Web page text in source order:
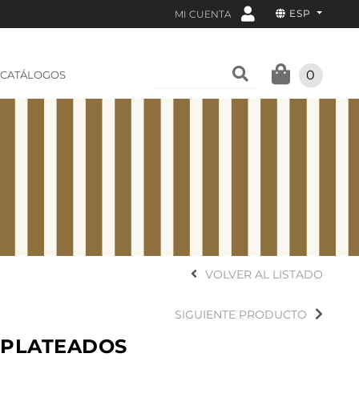
MI CUENTA ESP
CATÁLOGOS 0
VOLVER AL LISTADO
SIGUIENTE PRODUCTO